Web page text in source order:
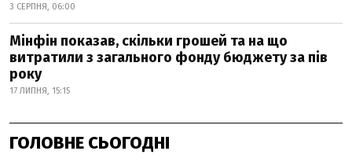
3 СЕРПНЯ, 06:00
Мінфін показав, скільки грошей та на що
витратили з загального фонду бюджету за пів
року
17 ЛИПНЯ, 15:15
ГОЛОВНЕ СЬОГОДНІ